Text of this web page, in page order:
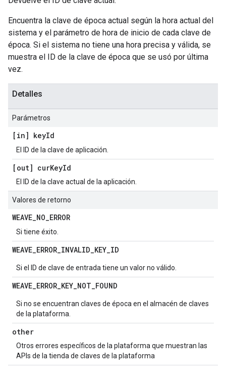
Encuentra la clave de época actual según la hora actual del
sistema y el parámetro de hora de inicio de cada clave de
época. Si el sistema no tiene una hora precisa y válida, se
muestra el ID de la clave de época que se usó por última
vez.
Detalles
Parámetros
[in] keyId
El ID de la clave de aplicación.
[out] curKeyId
El ID de la clave actual de la aplicación.
Valores de retorno
WEAVE_NO_ERROR
Si tiene éxito.
WEAVE_ERROR_INVALID_KEY_ID
Si el ID de clave de entrada tiene un valor no válido.
WEAVE_ERROR_KEY_NOT_FOUND
Si no se encuentran claves de época en el almacén de claves
de la plataforma.
other
Otros errores específicos de la plataforma que muestran las
APIs de la tienda de claves de la plataforma